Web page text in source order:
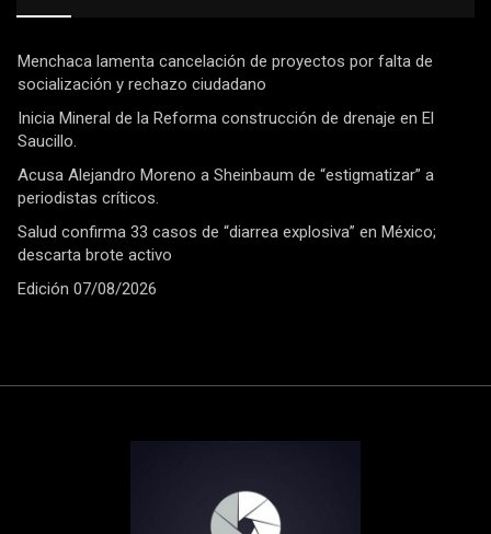
Menchaca lamenta cancelación de proyectos por falta de
socialización y rechazo ciudadano
Inicia Mineral de la Reforma construcción de drenaje en El
Saucillo.
Acusa Alejandro Moreno a Sheinbaum de “estigmatizar” a
periodistas críticos.
Salud confirma 33 casos de “diarrea explosiva” en México;
descarta brote activo
Edición 07/08/2026